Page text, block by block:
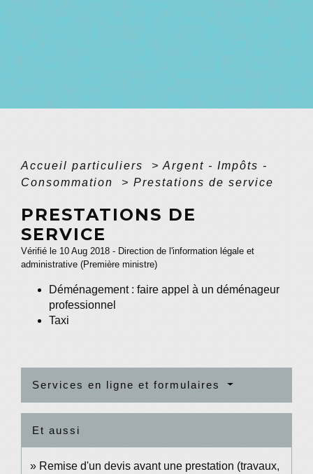
Accueil particuliers > Argent - Impôts -
Consommation
> Prestations de service
PRESTATIONS DE
SERVICE
Vérifié le 10 Aug 2018 - Direction de l'information légale et
administrative (Première ministre)
Déménagement : faire appel à un déménageur
professionnel
Taxi
Services en ligne et formulaires
Et aussi
Remise d'un devis avant une prestation (travaux,